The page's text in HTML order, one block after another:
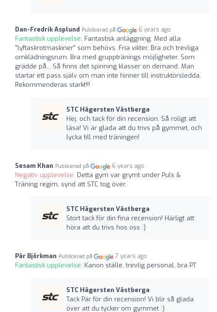
Dan-Fredrik Asplund Publicerad på 6 years ago
Fantastisk upplevelse: Fantastisk anläggning. Med alla
"lyftaskrotmaskiner" som behövs. Fria vikter. Bra och trevliga
omklädningsrum. Bra med grupptränings möjligheter. Som
grädde på... Så finns det spinning klasser on demand. Man
startar ett pass själv om man inte hinner till instruktörsledda.
Rekommenderas starkt!!!
STC Hägersten Västberga
Hej, och tack för din recension. Så roligt att
läsa! Vi är glada att du trivs på gymmet, och
lycka till med träningen!
Sesam Khan Publicerad på 6 years ago
Negativ upplevelse: Detta gym var grymt under Puls &
Träning regim, synd att STC tog över.
STC Hägersten Västberga
Stort tack för din fina recension! Härligt att
höra att du trivs hos oss :)
Pär Björkman Publicerad på 7 years ago
Fantastisk upplevelse: Kanon ställe, trevlig personal, bra PT
STC Hägersten Västberga
Tack Pär för din recension! Vi blir så glada
över att du tycker om gymmet :)